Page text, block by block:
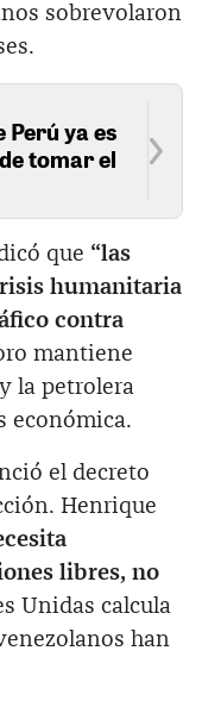
sobrevolaron
Perú ya es
tomar el
que “las
humanitaria
contra
mantiene
la petrolera
económica.
el decreto
Henrique
libres, no
Unidas calcula
han